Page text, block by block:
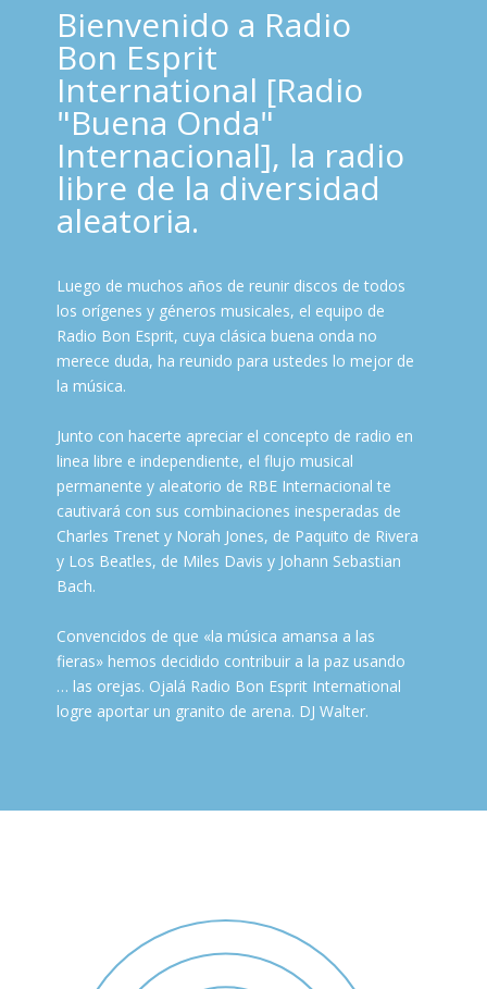
Bienvenido a Radio
Bon Esprit
International [Radio
"Buena Onda"
Internacional], la radio
libre de la diversidad
aleatoria.
Luego de muchos años de reunir discos de todos
los orígenes y géneros musicales, el equipo de
Radio Bon Esprit, cuya clásica buena onda no
merece duda, ha reunido para ustedes lo mejor de
la música.
Junto con hacerte apreciar el concepto de radio en
linea libre e independiente, el flujo musical
permanente y aleatorio de RBE Internacional te
cautivará con sus combinaciones inesperadas de
Charles Trenet y Norah Jones, de Paquito de Rivera
y Los Beatles, de Miles Davis y Johann Sebastian
Bach.
Convencidos de que «la música amansa a las
fieras» hemos decidido contribuir a la paz usando
… las orejas. Ojalá Radio Bon Esprit International
logre aportar un granito de arena. DJ Walter.